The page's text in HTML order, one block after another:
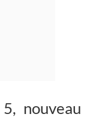
nouveau